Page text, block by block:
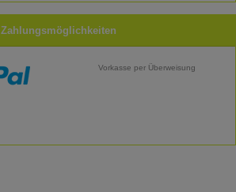
Zahlungsmöglichkeiten
Vorkasse per Überweisung